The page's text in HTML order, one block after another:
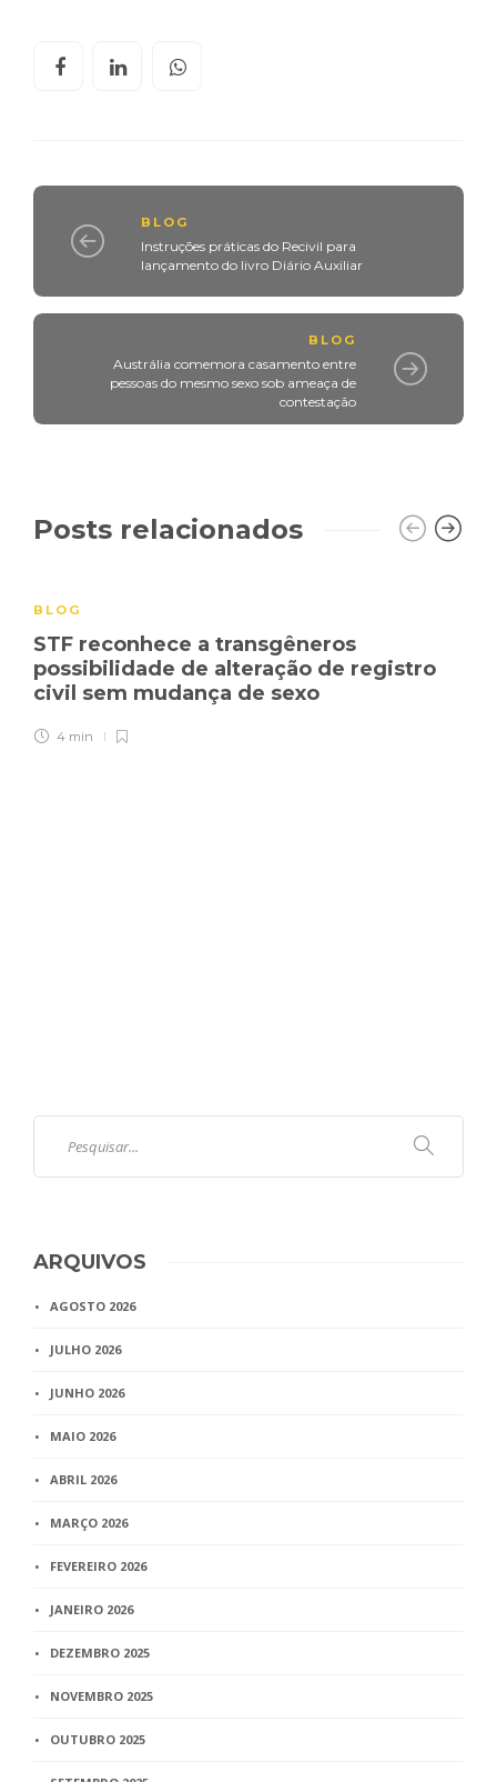
BLOG
Instruções práticas do Recivil para
lançamento do livro Diário Auxiliar
BLOG
Austrália comemora casamento entre
pessoas do mesmo sexo sob ameaça de
contestação
Posts relacionados
BLOG
STF reconhece a transgêneros
possibilidade de alteração de registro
civil sem mudança de sexo
4 min
ARQUIVOS
AGOSTO 2026
JULHO 2026
JUNHO 2026
MAIO 2026
ABRIL 2026
MARÇO 2026
FEVEREIRO 2026
JANEIRO 2026
DEZEMBRO 2025
NOVEMBRO 2025
OUTUBRO 2025